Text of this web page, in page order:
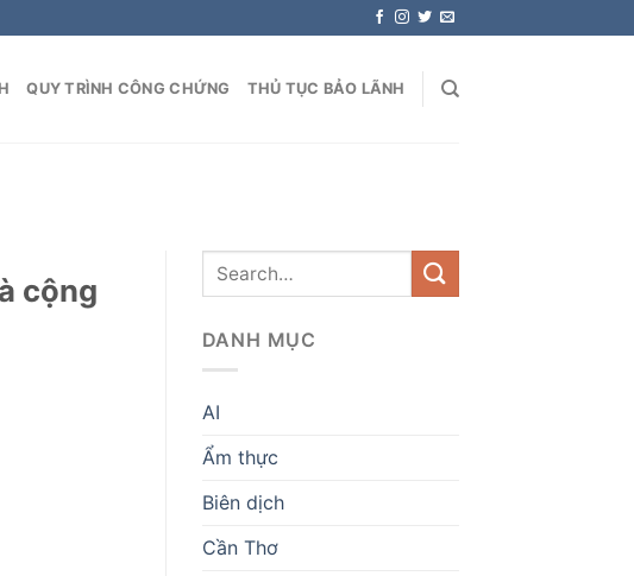
QUY TRÌNH CÔNG CHỨNG THỦ TỤC BẢO LÃNH
cộng
DANH MỤC
AI
Ẩm thực
Biên dịch
Cần Thơ